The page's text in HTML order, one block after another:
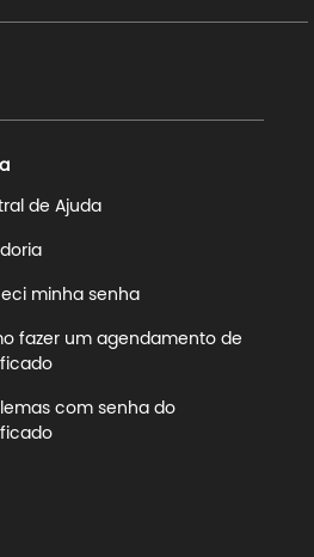
de Ajuda
minha senha
fazer um agendamento de
com senha do